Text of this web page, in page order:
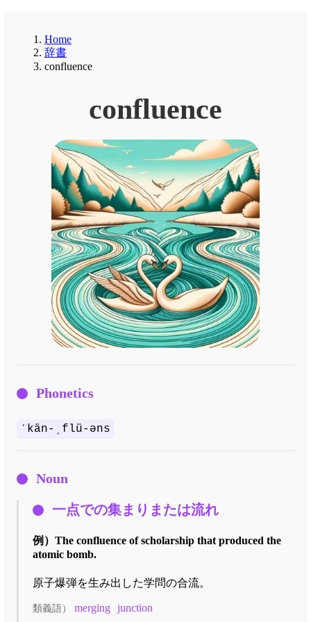
Home
辞書
confluence
confluence
Phonetics
ˈkän-ˌflü-əns
Noun
一点での集まりまたは流れ
例） The confluence of scholarship that produced the
atomic bomb.
原子爆弾を生み出した学問の合流。
類義語） merging junction